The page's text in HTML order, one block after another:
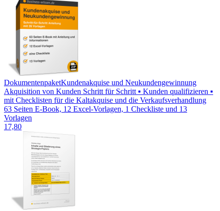
DokumentenpaketKundenakquise und Neukundengewinnung
Akquisition von Kunden Schritt für Schritt ▪ Kunden qualifizieren ▪
mit Checklisten für die Kaltakquise und die Verkaufsverhandlung
63 Seiten E-Book, 12 Excel-Vorlagen, 1 Checkliste und 13
Vorlagen
17,80